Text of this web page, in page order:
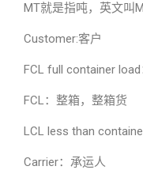
MT就是指吨，英文叫
Customer:客户
FCL full container
FCL：整箱，整箱货
LCL less than
Carrier：承运人